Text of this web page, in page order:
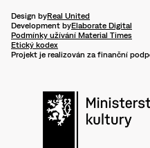
Design byReal United
Development byElaborate Digital
Podmínky užívání Material Times
Etický kodex
Projekt je realizován za finanční